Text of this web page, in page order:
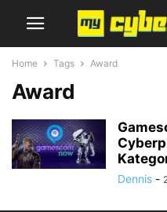
Home Tags Award
Award
Dennis -